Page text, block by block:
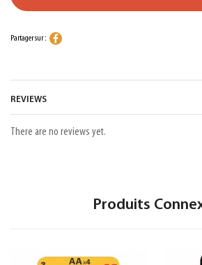
Partager sur :
REVIEWS
There are no reviews yet.
Produits